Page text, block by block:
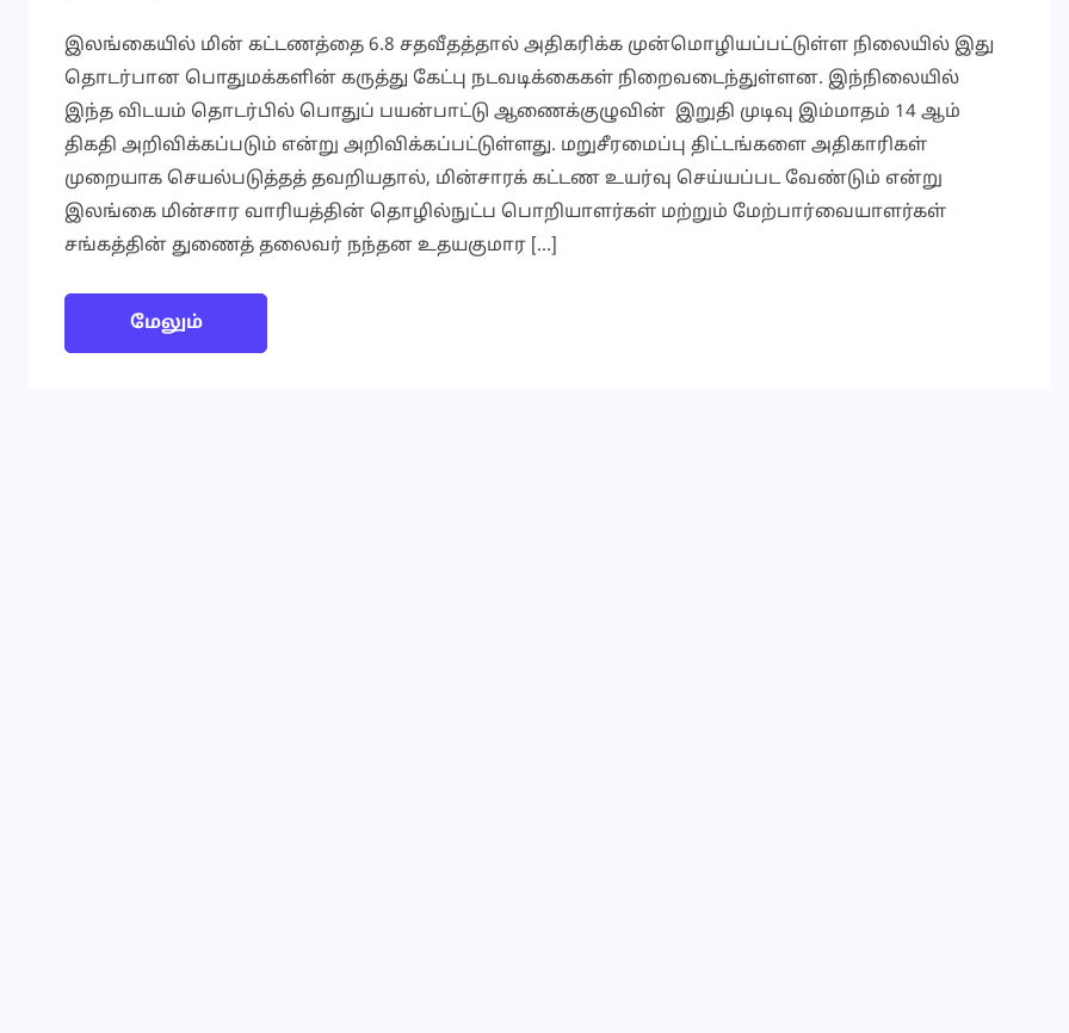
இலங்கையில் மின் கட்டணத்தை 6.8 சதவீதத்தால் அதிகரிக்க முன்மொழியப்பட்டுள்ள நிலையில் இது
தொடர்பான பொதுமக்களின் கருத்து கேட்பு நடவடிக்கைகள் நிறைவடைந்துள்ளன. இந்நிலையில்
இந்த விடயம் தொடர்பில் பொதுப் பயன்பாட்டு ஆணைக்குழுவின் இறுதி முடிவு இம்மாதம் 14 ஆம்
திகதி அறிவிக்கப்படும் என்று அறிவிக்கப்பட்டுள்ளது. மறுசீரமைப்பு திட்டங்களை அதிகாரிகள்
முறையாக செயல்படுத்தத் தவறியதால், மின்சாரக் கட்டண உயர்வு செய்யப்பட வேண்டும் என்று
இலங்கை மின்சார வாரியத்தின் தொழில்நுட்ப பொறியாளர்கள் மற்றும் மேற்பார்வையாளர்கள்
சங்கத்தின் துணைத் தலைவர் நந்தன உதயகுமார […]
மேலும்